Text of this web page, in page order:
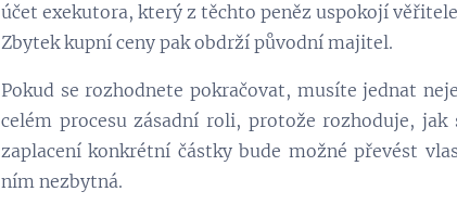
účet exekutora, který z těchto peněz uspokojí
Zbytek kupní ceny pak obdrží původní majitel.
Pokud se rozhodnete pokračovat, musíte jednat
celém procesu zásadní roli, protože rozhoduje,
zaplacení konkrétní částky bude možné převést
ním nezbytná.